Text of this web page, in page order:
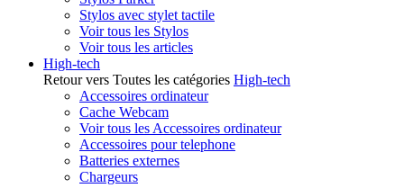
Stylos avec stylet tactile
Voir tous les Stylos
Voir tous les articles
High-tech
Retour vers Toutes les catégories High-tech
Accessoires ordinateur
Cache Webcam
Voir tous les Accessoires ordinateur
Accessoires pour telephone
Batteries externes
Chargeurs